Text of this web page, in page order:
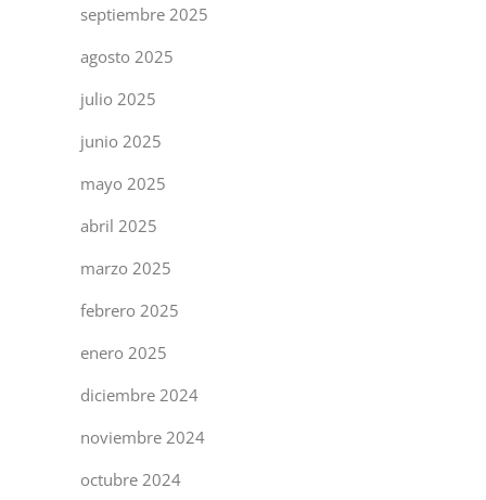
septiembre 2025
agosto 2025
julio 2025
junio 2025
mayo 2025
abril 2025
marzo 2025
febrero 2025
enero 2025
diciembre 2024
noviembre 2024
octubre 2024